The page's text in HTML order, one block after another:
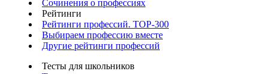
Сочинения о профессиях
Рейтинги
Рейтинги профессий. TOP-300
Выбираем профессию вместе
Другие рейтинги профессий
Тесты для школьников